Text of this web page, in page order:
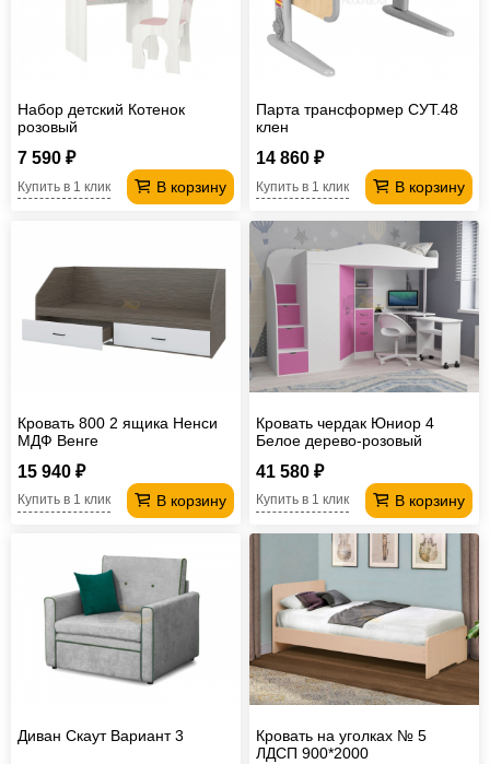
Набор детский Котенок
розовый
7 590 ₽
В корзину
Купить в 1 клик
Парта трансформер СУТ.48
клен
14 860 ₽
В корзину
Купить в 1 клик
Кровать 800 2 ящика Ненси
МДФ Венге
15 940 ₽
В корзину
Купить в 1 клик
Кровать чердак Юниор 4
Белое дерево-розовый
41 580 ₽
В корзину
Купить в 1 клик
Диван Скаут Вариант 3
Кровать на уголках № 5
ЛДСП 900*2000